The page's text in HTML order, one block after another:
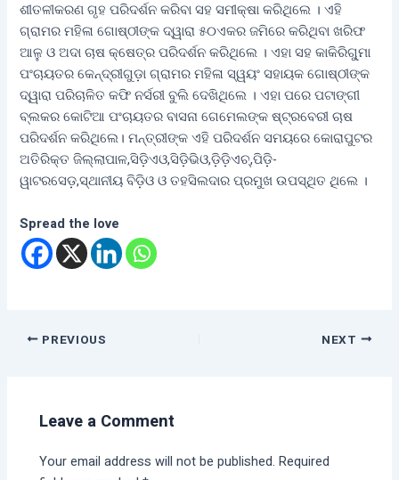
ଶୀତଳୀକରଣ ଗୃହ ପରିଦର୍ଶନ କରିବା ସହ ସମୀକ୍ଷା କରିଥିଲେ । ଏହି
ଗ୍ରାମର ମହିଳା ଗୋଷ୍ଠୀଙ୍କ ଦ୍ୱାରା ୫୦ଏକର ଜମିରେ କରିଥିବା ଖରିଫ
ଆଳୁ ଓ ଅଦା ଚାଷ କ୍ଷେତ୍ର ପରିଦର୍ଶନ କରିଥିଲେ । ଏହା ସହ କାକିରିଗୁ୍‌ମା
ପଂଚାୟତର କେନ୍ଦ୍ରୀଗୁଡ଼ା ଗ୍ରାମର ମହିଳା ସ୍ୱୟଂ ସହାୟକ ଗୋଷ୍ଠୀଙ୍କ
ଦ୍ୱାରା ପରିଚାଳିତ କଫି ନର୍ସରୀ ବୁଲି ଦେଖିଥିଲେ । ଏହା ପରେ ପଟାଙ୍ଗୀ
ବ୍ଲକର କୋଟିଆ ପଂଚାୟତର ବାସନା ଗେମେଲଙ୍କ ଷ୍ଟ୍ରବେରୀ ଚାଷ
ପରିଦର୍ଶନ କରିଥିଲେ। ମନ୍ତ୍ରୀଙ୍କ ଏହି ପରିଦର୍ଶନ ସମୟରେ କୋରାପୁଟର
ଅତିରିକ୍ତ ଜିଲ୍ଲାପାଳ,ସିଡ଼ିଏଓ,ସିଡ଼ିଭିଓ,ଡ଼ିଡ଼ିଏଚ୍‌,ପିଡ଼ି-
ୱାଟରସେଡ଼,ସ୍ଥାନୀୟ ବିଡ଼ିଓ ଓ ତହସିଲଦାର ପ୍ରମୁଖ ଉପସ୍ଥିତ ଥିଲେ ।
Spread the love
PREVIOUS NEXT
Leave a Comment
Your email address will not be published. Required